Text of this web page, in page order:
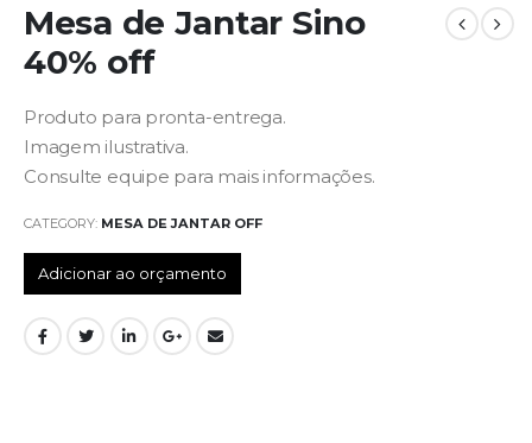
Mesa de Jantar Sino
40% off
Produto para pronta-entrega.
Imagem ilustrativa.
Consulte equipe para mais informações.
CATEGORY: MESA DE JANTAR OFF
Adicionar ao orçamento